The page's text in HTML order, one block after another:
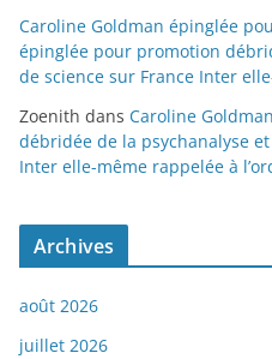
Caroline Goldman épinglée
épinglée pour promotion
de science sur France Inter
Zoenith dans Caroline
débridée de la psychanalyse
Inter elle-même rappelée à
Archives
août 2026
juillet 2026